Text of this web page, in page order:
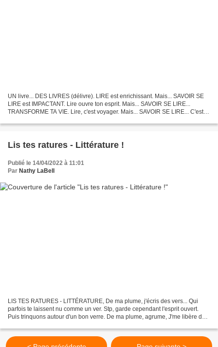
UN livre... DES LIVRES (délivre). LIRE est enrichissant. Mais... SAVOIR SE
LIRE est IMPACTANT. Lire ouvre ton esprit. Mais... SAVOIR SE LIRE...
TRANSFORME TA VIE. Lire, c'est voyager. Mais... SAVOIR SE LIRE... C'est
Lis tes ratures - Littérature !
Publié le 14/04/2022 à 11:01
Par Nathy LaBell
LIS TES RATURES - LITTÉRATURE, De ma plume, j'écris des vers... Qui
parfois te laissent nu comme un ver. Stp, garde cependant l'esprit ouvert.
Puis trinquons autour d'un bon verre. De ma plume, agrume, J'me libère de